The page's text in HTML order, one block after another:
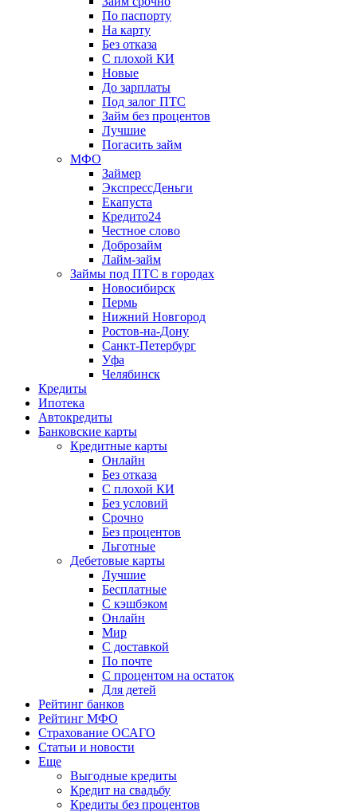
По паспорту
На карту
Без отказа
С плохой КИ
Новые
До зарплаты
Под залог ПТС
Займ без процентов
Лучшие
Погасить займ
МФО
Займер
ЭкспрессДеньги
Екапуста
Кредито24
Честное слово
Доброзайм
Лайм-займ
Займы под ПТС в городах
Новосибирск
Пермь
Нижний Новгород
Ростов-на-Дону
Санкт-Петербург
Уфа
Челябинск
Кредиты
Ипотека
Автокредиты
Банковские карты
Кредитные карты
Онлайн
Без отказа
С плохой КИ
Без условий
Срочно
Без процентов
Льготные
Дебетовые карты
Лучшие
Бесплатные
С кэшбэком
Онлайн
Мир
С доставкой
По почте
С процентом на остаток
Для детей
Рейтинг банков
Рейтинг МФО
Страхование ОСАГО
Статьи и новости
Еще
Выгодные кредиты
Кредит на свадьбу
Кредиты без процентов